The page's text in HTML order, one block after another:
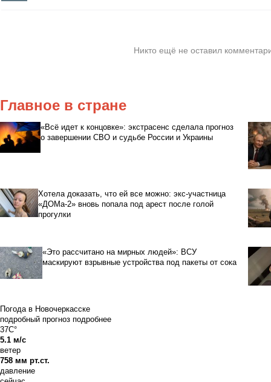
Никто ещё не оставил
Главное в стране
«Всё идет к концовке»: экстрасенс сделала прогноз
о завершении СВО и судьбе России и Украины
Хотела доказать, что ей все можно: экс-участница
«ДОМа-2» вновь попала под арест после голой
прогулки
«Это рассчитано на мирных людей»: ВСУ
маскируют взрывные устройства под пакеты от сока
Погода в Новочеркасске
подробный прогноз подробнее
37C°
5.1 м/с
ветер
758 мм рт.ст.
давление